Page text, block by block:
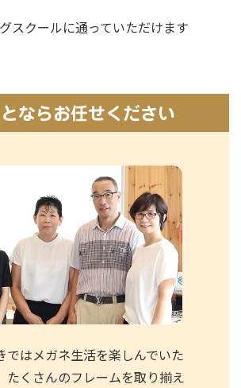
スクールに通っていただけます
ならお任せください
ではメガネ生活を楽しんでいた
たくさんのフレームを取り揃え